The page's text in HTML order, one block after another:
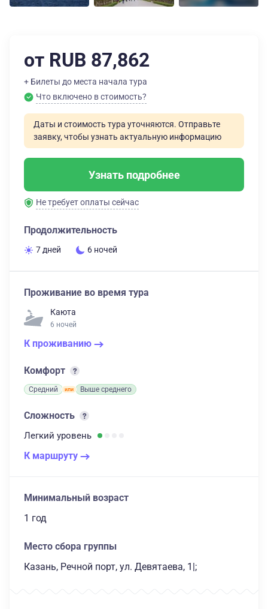
от RUB 87,862
+ Билеты до места начала тура
Что включено в стоимость?
Даты и стоимость тура уточняются. Отправьте
заявку, чтобы узнать актуальную информацию
Узнать подробнее
Не требует оплаты сейчас
Продолжительность
7 дней 6 ночей
Проживание во время тура
Каюта
6 ночей
К проживанию
Комфорт
Средний Выше среднего
Сложность
Легкий уровень
К маршруту
Минимальный возраст
1 год
Место сбора группы
Казань, Речной порт, ул. Девятаева, 1|;